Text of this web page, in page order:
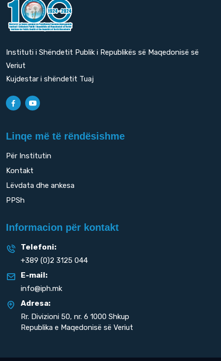
Instituti i Shëndetit Publik i Republikës së Maqedonisë së
Veriut
Kujdestar i shëndetit Tuaj
Linqe më të rëndësishme
Për Institutin
Kontakt
Lëvdata dhe ankesa
PPSh
Informacion për kontakt
Telefoni:
+389 (0)2 3125 044
E-mail:
info@iph.mk
Adresa:
Rr. Divizioni 50, nr. 6 1000 Shkup
Republika e Maqedonisë së Veriut